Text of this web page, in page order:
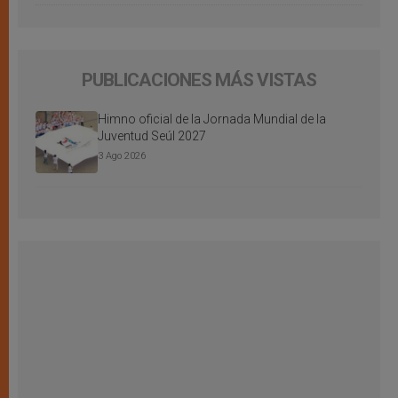
PUBLICACIONES MÁS VISTAS
Himno oficial de la Jornada Mundial de la
Juventud Seúl 2027
3 Ago 2026